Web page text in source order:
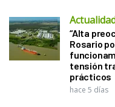
“Alta
Rosario
tensión
prácticos
hace 5 días